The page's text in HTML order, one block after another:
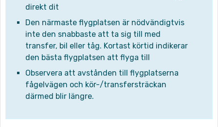
direkt dit
Den närmaste flygplatsen är nödvändigtvis
inte den snabbaste att ta sig till med
transfer, bil eller tåg. Kortast körtid indikerar
den bästa flygplatsen att flyga till
Observera att avstånden till flygplatserna
fågelvägen och kör-/transfersträckan
därmed blir längre.